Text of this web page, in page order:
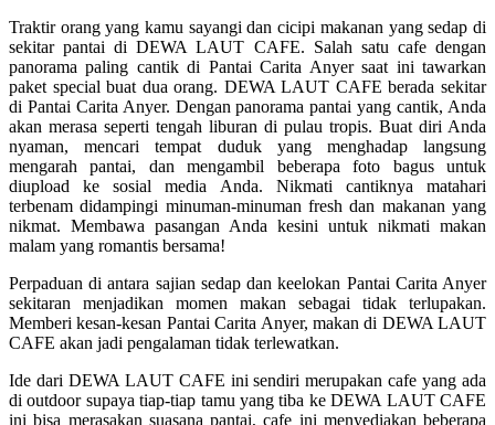
Traktir orang yang kamu sayangi dan cicipi makanan yang sedap di
sekitar pantai di DEWA LAUT CAFE. Salah satu cafe dengan
panorama paling cantik di Pantai Carita Anyer saat ini tawarkan
paket special buat dua orang. DEWA LAUT CAFE berada sekitar
di Pantai Carita Anyer. Dengan panorama pantai yang cantik, Anda
akan merasa seperti tengah liburan di pulau tropis. Buat diri Anda
nyaman, mencari tempat duduk yang menghadap langsung
mengarah pantai, dan mengambil beberapa foto bagus untuk
diupload ke sosial media Anda. Nikmati cantiknya matahari
terbenam didampingi minuman-minuman fresh dan makanan yang
nikmat. Membawa pasangan Anda kesini untuk nikmati makan
malam yang romantis bersama!
Perpaduan di antara sajian sedap dan keelokan Pantai Carita Anyer
sekitaran menjadikan momen makan sebagai tidak terlupakan.
Memberi kesan-kesan Pantai Carita Anyer, makan di DEWA LAUT
CAFE akan jadi pengalaman tidak terlewatkan.
Ide dari DEWA LAUT CAFE ini sendiri merupakan cafe yang ada
di outdoor supaya tiap-tiap tamu yang tiba ke DEWA LAUT CAFE
ini bisa merasakan suasana pantai, cafe ini menyediakan beberapa